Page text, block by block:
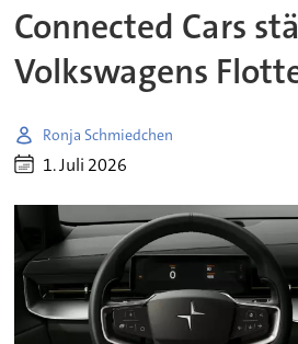
Connected Cars
Volkswagens
Ronja Schmiedchen
1. Juli 2026